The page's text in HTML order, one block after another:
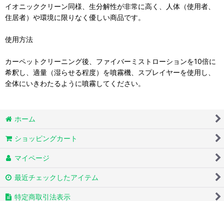
イオニッククリーン同様、生分解性が非常に高く、人体（使用者、
住居者）や環境に限りなく優しい商品です。
使用方法
カーペットクリーニング後、ファイバーミストローションを10倍に
希釈し、適量（湿らせる程度）を噴霧機、スプレイヤーを使用し、
全体にいきわたるように噴霧してください。
ホーム
ショッピングカート
マイページ
最近チェックしたアイテム
特定商取引法表示